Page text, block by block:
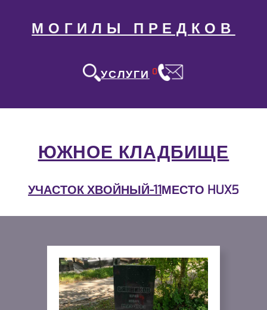
МОГИЛЫ ПРЕДКОВ
УСЛУГИ 0
ЮЖНОЕ КЛАДБИЩЕ
УЧАСТОК ХВОЙНЫЙ-11МЕСТО HUX5